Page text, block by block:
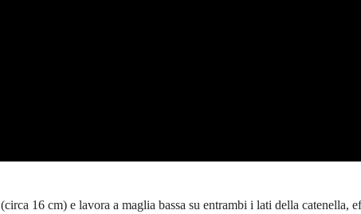
(circa 16 cm) e lavora a maglia bassa su entrambi i lati della catenella,